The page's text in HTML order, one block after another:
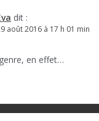
dit :
août 2016 à 17 h 01 min
en effet…